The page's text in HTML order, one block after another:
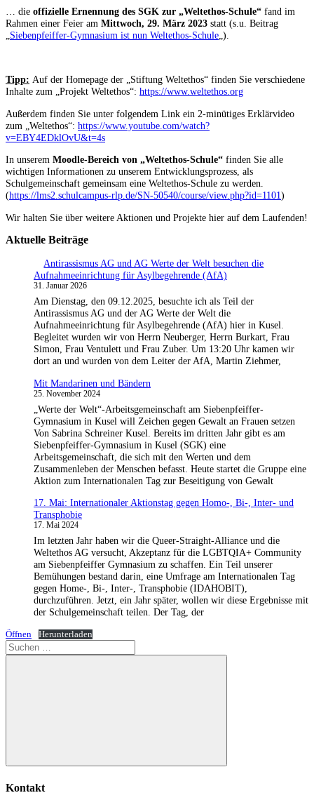
… die offizielle Ernennung des SGK zur „Weltethos-Schule“ fand im
Rahmen einer Feier am Mittwoch, 29. März 2023 statt (s.u. Beitrag
Siebenpfeiffer-Gymnasium ist nun Weltethos-Schule „).
Tipp: Auf der Homepage der „Stiftung Weltethos“ finden Sie verschiedene
Inhalte zum „Projekt Weltethos“: https://www.weltethos.org
Außerdem finden Sie unter folgendem Link ein 2-minütiges Erklärvideo
zum „Weltethos“: https://www.youtube.com/watch?
v=EBY4EDklOvU&t=4s
In unserem Moodle-Bereich von „Weltethos-Schule“ finden Sie alle
wichtigen Informationen zu unserem Entwicklungsprozess, als
Schulgemeinschaft gemeinsam eine Weltethos-Schule zu werden.
(https://lms2.schulcampus-rlp.de/SN-50540/course/view.php?id=1101)
Wir halten Sie über weitere Aktionen und Projekte hier auf dem Laufenden!
Aktuelle Beiträge
Antirassismus AG und AG Werte der Welt besuchen die
Aufnahmeeinrichtung für Asylbegehrende (AfA)
31. Januar 2026
Am Dienstag, den 09.12.2025, besuchte ich als Teil der
Antirassismus AG und der AG Werte der Welt die
Aufnahmeeinrichtung für Asylbegehrende (AfA) hier in Kusel.
Begleitet wurden wir von Herrn Neuberger, Herrn Burkart, Frau
Simon, Frau Ventulett und Frau Zuber. Um 13:20 Uhr kamen wir
dort an und wurden von dem Leiter der AfA, Martin Ziehmer,
Mit Mandarinen und Bändern
25. November 2024
„Werte der Welt“-Arbeitsgemeinschaft am Siebenpfeiffer-
Gymnasium in Kusel will Zeichen gegen Gewalt an Frauen setzen
Von Sabrina Schreiner Kusel. Bereits im dritten Jahr gibt es am
Siebenpfeiffer-Gymnasium in Kusel (SGK) eine
Arbeitsgemeinschaft, die sich mit den Werten und dem
Zusammenleben der Menschen befasst. Heute startet die Gruppe eine
Aktion zum Internationalen Tag zur Beseitigung von Gewalt
17. Mai: Internationaler Aktionstag gegen Homo-, Bi-, Inter- und
Transphobie
17. Mai 2024
Im letzten Jahr haben wir die Queer-Straight-Alliance und die
Weltethos AG versucht, Akzeptanz für die LGBTQIA+ Community
am Siebenpfeiffer Gymnasium zu schaffen. Ein Teil unserer
Bemühungen bestand darin, eine Umfrage am Internationalen Tag
gegen Home-, Bi-, Inter-, Transphobie (IDAHOBIT),
durchzuführen. Jetzt, ein Jahr später, wollen wir diese Ergebnisse mit
der Schulgemeinschaft teilen. Der Tag, der
Öffnen Herunterladen
Suchen
nach:
Suchen
Kontakt